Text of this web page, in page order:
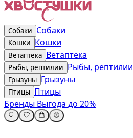
Собаки Собаки
Кошки Кошки
Ветаптека Ветаптека
Рыбы, рептилии Рыбы, рептилии
Грызуны Грызуны
Птицы Птицы
Бренды Выгода до 20%